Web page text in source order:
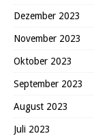
Dezember 2023
November 2023
Oktober 2023
September 2023
August 2023
Juli 2023